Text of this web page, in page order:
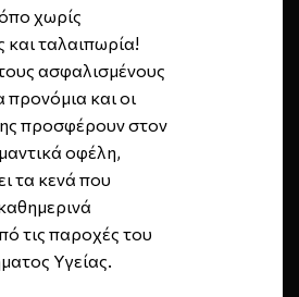
χωρίς
και ταλαιπωρία!
ασφαλισμένους
και οι
προσφέρουν στον
οφέλη,
τα κενά που
τις παροχές του
Υγείας.